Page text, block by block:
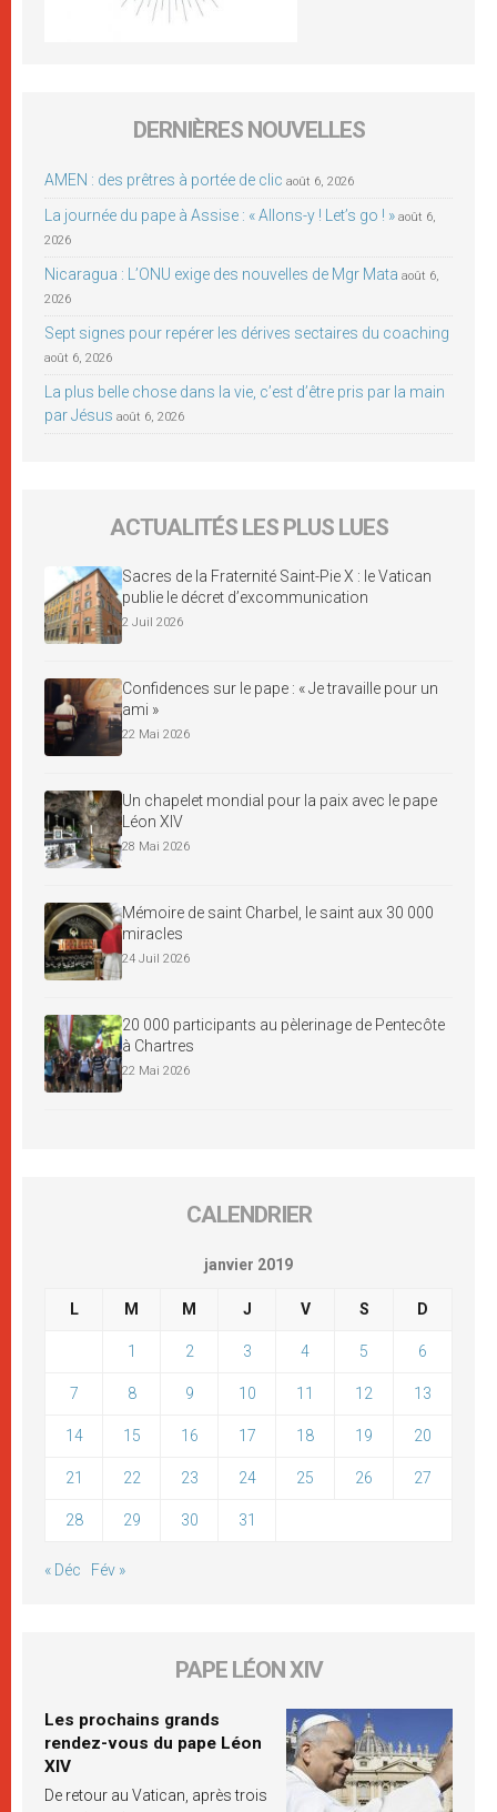
DERNIÈRES NOUVELLES
AMEN : des prêtres à portée de clic août 6, 2026
La journée du pape à Assise : « Allons-y ! Let’s go ! » août 6,
2026
Nicaragua : L’ONU exige des nouvelles de Mgr Mata août 6,
2026
Sept signes pour repérer les dérives sectaires du coaching
août 6, 2026
La plus belle chose dans la vie, c’est d’être pris par la main
par Jésus août 6, 2026
ACTUALITÉS LES PLUS LUES
Sacres de la Fraternité Saint-Pie X : le Vatican
publie le décret d’excommunication
2 Juil 2026
Confidences sur le pape : « Je travaille pour un
ami »
22 Mai 2026
Un chapelet mondial pour la paix avec le pape
Léon XIV
28 Mai 2026
Mémoire de saint Charbel, le saint aux 30 000
miracles
24 Juil 2026
20 000 participants au pèlerinage de Pentecôte
à Chartres
22 Mai 2026
CALENDRIER
janvier 2019
L M M J V S D
1 2 3 4 5 6
7 8 9 10 11 12 13
14 15 16 17 18 19 20
21 22 23 24 25 26 27
28 29 30 31
« Déc Fév »
PAPE LÉON XIV
Les prochains grands
rendez-vous du pape Léon
XIV
De retour au Vatican, après trois